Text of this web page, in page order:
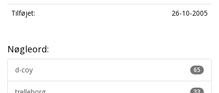
Tilføjet:
26-10-2005
Nøgleord:
65
d-coy